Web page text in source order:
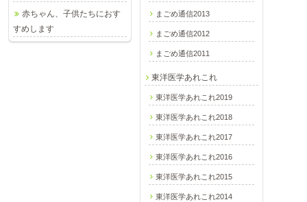
まごめ通信2013
まごめ通信2012
まごめ通信2011
東洋医学あれこれ
東洋医学あれこれ2019
東洋医学あれこれ2018
東洋医学あれこれ2017
東洋医学あれこれ2016
東洋医学あれこれ2015
東洋医学あれこれ2014
赤ちゃん、子供たちにおす
すめします